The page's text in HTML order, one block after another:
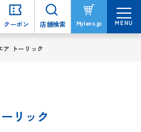
クーポン 店舗検索 Mylens.jp MENU
ア トーリック
リック
クーポン 店舗検索 Mylens.jp MENU